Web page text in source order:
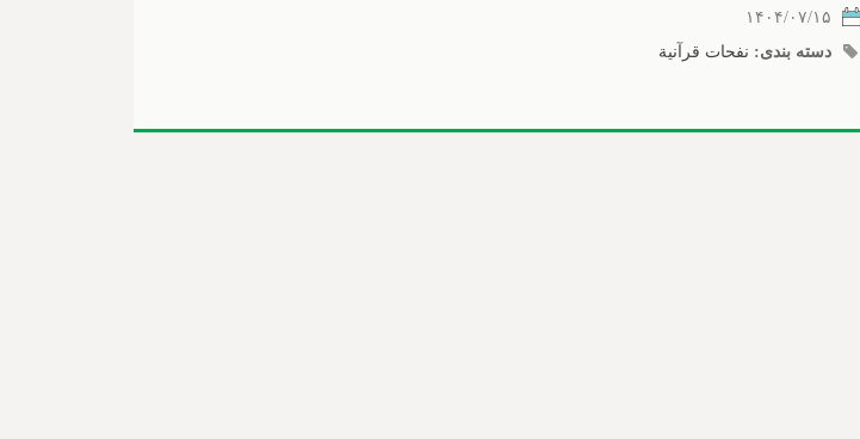
۱۴۰۴/۰۷/۱۵
دسته بندی: نفحات قرآنیة